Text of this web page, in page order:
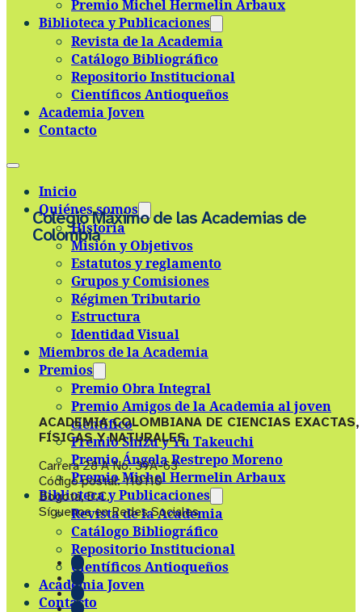
Skip to main contentSkip to footer
Premio Michel Hermelin Arbaux
Biblioteca y Publicaciones
Revista de la Academia
Catálogo Bibliográfico
Repositorio Institucional
Científicos Antioqueños
Academia Joven
Contacto
Inicio
Quiénes somos
Historia
Misión y Objetivos
Estatutos y reglamento
Grupos y Comisiones
Régimen Tributario
Estructura
Identidad Visual
Miembros de la Academia
Premios
Premio Obra Integral
Premio Amigos de la Academia al joven
científico
Premio Shizu y Yu Takeuchi
Premio Ángela Restrepo Moreno
Premio Michel Hermelin Arbaux
Biblioteca y Publicaciones
Revista de la Academia
Catálogo Bibliográfico
Repositorio Institucional
Científicos Antioqueños
Academia Joven
Contacto
Colegio Máximo de las Academias de
Colombia
ACADEMIA COLOMBIANA DE CIENCIAS EXACTAS,
FÍSICAS Y NATURALES
Carrera 28 A No. 39A-63
Código postal: 110110
Bogotá, D.C.
Síguenos en Redes Sociales